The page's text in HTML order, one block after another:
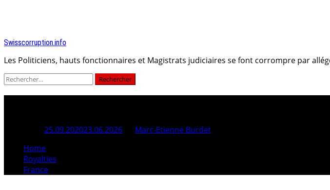
Swisscorruption.info
Les Politiciens, hauts fonctionnaires et Magistrats judiciaires se font corrompre par
Rechercher :
25.09.202023.06.2026
Marc-Etienne Burdet
Home
Royalties
France